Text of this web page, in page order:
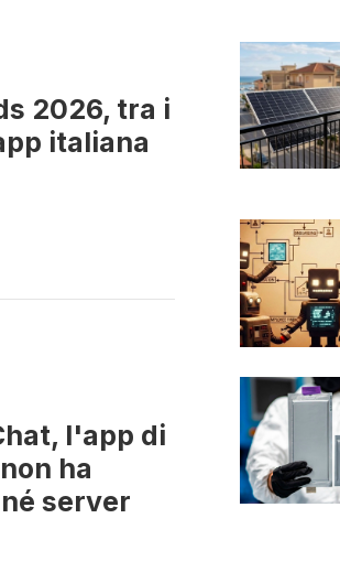
2026, tra i
italiana
l'app di
ha
server